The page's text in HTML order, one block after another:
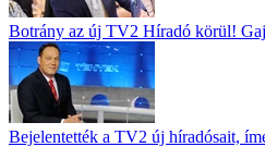
Botrány az új TV2 Híradó körül!
Bejelentették a TV2 új híradósait,